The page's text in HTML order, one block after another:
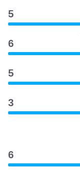
5
6
5
3
6